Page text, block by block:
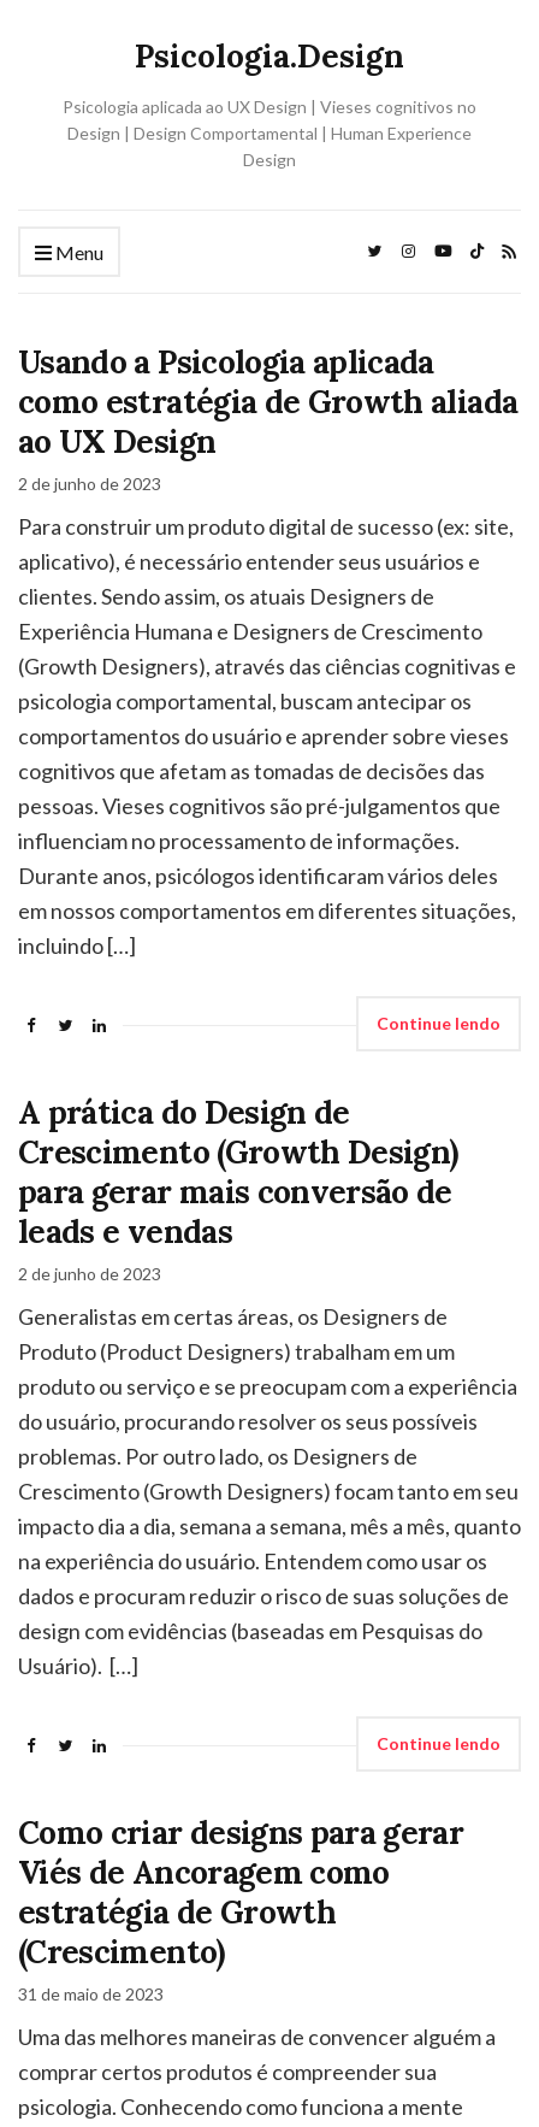
Psicologia.Design
Psicologia aplicada ao UX Design | Vieses cognitivos no
Design | Design Comportamental | Human Experience
Design
Menu
Usando a Psicologia aplicada
como estratégia de Growth aliada
ao UX Design
2 de junho de 2023
Para construir um produto digital de sucesso (ex: site,
aplicativo), é necessário entender seus usuários e
clientes. Sendo assim, os atuais Designers de
Experiência Humana e Designers de Crescimento
(Growth Designers), através das ciências cognitivas e
psicologia comportamental, buscam antecipar os
comportamentos do usuário e aprender sobre vieses
cognitivos que afetam as tomadas de decisões das
pessoas. Vieses cognitivos são pré-julgamentos que
influenciam no processamento de informações.
Durante anos, psicólogos identificaram vários deles
em nossos comportamentos em diferentes situações,
incluindo […]
Continue lendo
A prática do Design de
Crescimento (Growth Design)
para gerar mais conversão de
leads e vendas
2 de junho de 2023
Generalistas em certas áreas, os Designers de
Produto (Product Designers) trabalham em um
produto ou serviço e se preocupam com a experiência
do usuário, procurando resolver os seus possíveis
problemas. Por outro lado, os Designers de
Crescimento (Growth Designers) focam tanto em seu
impacto dia a dia, semana a semana, mês a mês, quanto
na experiência do usuário. Entendem como usar os
dados e procuram reduzir o risco de suas soluções de
design com evidências (baseadas em Pesquisas do
Usuário). […]
Continue lendo
Como criar designs para gerar
Viés de Ancoragem como
estratégia de Growth
(Crescimento)
31 de maio de 2023
Uma das melhores maneiras de convencer alguém a
comprar certos produtos é compreender sua
psicologia. Conhecendo como funciona a mente